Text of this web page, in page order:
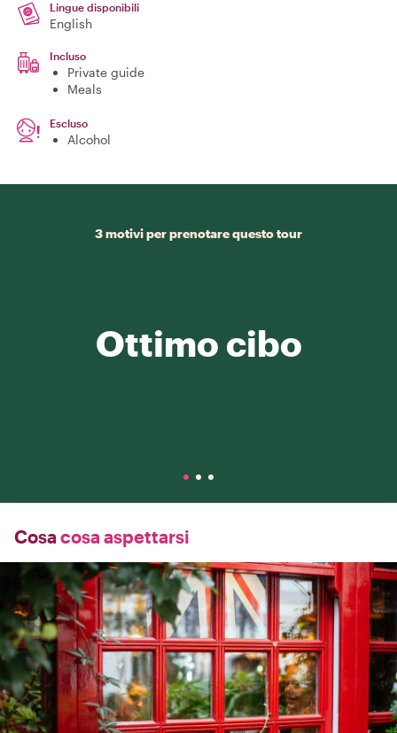
Lingue disponibili
English
Incluso
Private guide
Meals
Escluso
Alcohol
3 motivi per prenotare questo tour
Ottimo cibo
Cosa cosa aspettarsi